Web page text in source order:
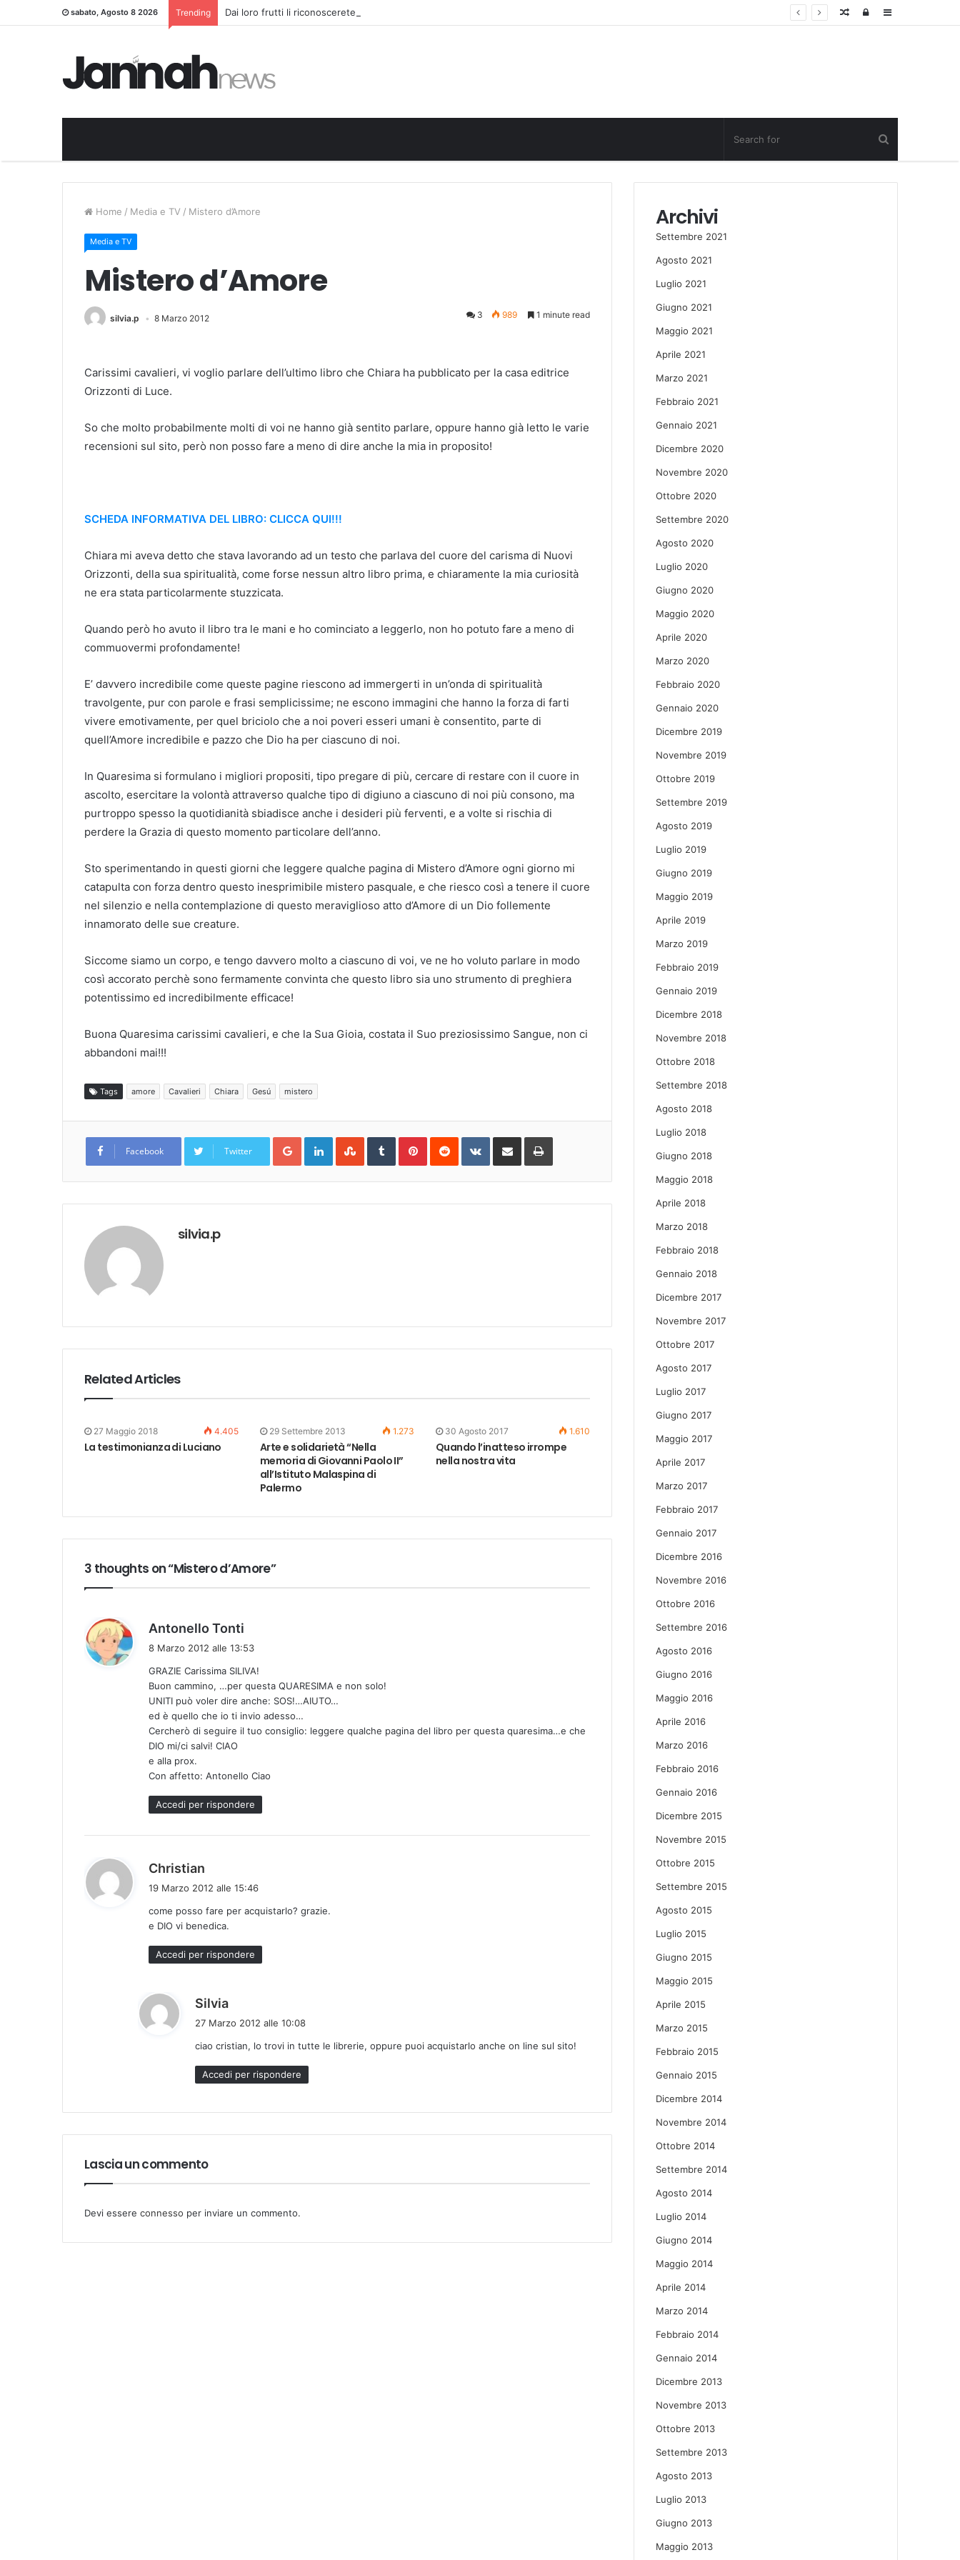
sabato, Agosto 8 2026 Trending Dai loro frutti li riconoscerete Sidebar
Log
Random
Home / Media e TV / Mistero d’Amore
Media e TV
Mistero d’Amore
silvia.p 8 Marzo 2012 3 989 1 minute read
Carissimi cavalieri, vi voglio parlare dell’ultimo libro che Chiara ha pubblicato per la casa editrice
Orizzonti di Luce.
So che molto probabilmente molti di voi ne hanno già sentito parlare, oppure hanno già letto le varie
recensioni sul sito, però non posso fare a meno di dire anche la mia in proposito!
SCHEDA INFORMATIVA DEL LIBRO: CLICCA QUI!!!
Chiara mi aveva detto che stava lavorando ad un testo che parlava del cuore del carisma di Nuovi
Orizzonti, della sua spiritualità, come forse nessun altro libro prima, e chiaramente la mia curiosità
ne era stata particolarmente stuzzicata.
Quando però ho avuto il libro tra le mani e ho cominciato a leggerlo, non ho potuto fare a meno di
commuovermi profondamente!
E’ davvero incredibile come queste pagine riescono ad immergerti in un’onda di spiritualità
travolgente, pur con parole e frasi semplicissime; ne escono immagini che hanno la forza di farti
vivere emotivamente, per quel briciolo che a noi poveri esseri umani è consentito, parte di
quell’Amore incredibile e pazzo che Dio ha per ciascuno di noi.
In Quaresima si formulano i migliori propositi, tipo pregare di più, cercare di restare con il cuore in
ascolto, esercitare la volontà attraverso qualche tipo di digiuno a ciascuno di noi più consono, ma
purtroppo spesso la quotidianità sbiadisce anche i desideri più ferventi, e a volte si rischia di
perdere la Grazia di questo momento particolare dell’anno.
Sto sperimentando in questi giorni che leggere qualche pagina di Mistero d’Amore ogni giorno mi
catapulta con forza dentro questo inesprimibile mistero pasquale, e che riesco così a tenere il cuore
nel silenzio e nella contemplazione di questo meraviglioso atto d’Amore di un Dio follemente
innamorato delle sue creature.
Siccome siamo un corpo, e tengo davvero molto a ciascuno di voi, ve ne ho voluto parlare in modo
così accorato perchè sono fermamente convinta che questo libro sia uno strumento di preghiera
potentissimo ed incredibilmente efficace!
Buona Quaresima carissimi cavalieri, e che la Sua Gioia, costata il Suo preziosissimo Sangue, non ci
abbandoni mai!!!
Tags amore Cavalieri Chiara Gesú mistero
Facebook Twitter
Google+LinkedInStumbleUpon
TumblrPinterestReddit VKontakteShare
Email
Print
silvia.p
Related Articles
27 Maggio 2018 4.405
La testimonianza di Luciano
29 Settembre 2013 1.273
Arte e solidarietà “Nella
memoria di Giovanni Paolo II”
all’Istituto Malaspina di
Palermo
30 Agosto 2017 1.610
Quando l’inatteso irrompe
nella nostra vita
3 thoughts on “Mistero d’Amore”
Antonello Tonti
e
t
t
8 Marzo 2012 alle 13:53
GRAZIE Carissima SILIVA!
Buon cammino, …per questa QUARESIMA e non solo!
UNITI può voler dire anche: SOS!…AIUTO…
ed è quello che io ti invio adesso…
Cercherò di seguire il tuo consiglio: leggere qualche pagina del libro per questa quaresima…e che
DIO mi/ci salvi! CIAO
e alla prox.
Con affetto: Antonello Ciao
Accedi per rispondere
Christian
e
t
t
o
19 Marzo 2012 alle 15:46
come posso fare per acquistarlo? grazie.
e DIO vi benedica.
Accedi per rispondere
Silvia
e
t
t
:
27 Marzo 2012 alle 10:08
ciao cristian, lo trovi in tutte le librerie, oppure puoi acquistarlo anche on line sul sito!
Accedi per rispondere
Lascia un commento
Devi essere connesso per inviare un commento.
Archivi
Settembre 2021
Agosto 2021
Luglio 2021
Giugno 2021
Maggio 2021
Aprile 2021
Marzo 2021
Febbraio 2021
Gennaio 2021
Dicembre 2020
Novembre 2020
Ottobre 2020
Settembre 2020
Agosto 2020
Luglio 2020
Giugno 2020
Maggio 2020
Aprile 2020
Marzo 2020
Febbraio 2020
Gennaio 2020
Dicembre 2019
Novembre 2019
Ottobre 2019
Settembre 2019
Agosto 2019
Luglio 2019
Giugno 2019
Maggio 2019
Aprile 2019
Marzo 2019
Febbraio 2019
Gennaio 2019
Dicembre 2018
Novembre 2018
Ottobre 2018
Settembre 2018
Agosto 2018
Luglio 2018
Giugno 2018
Maggio 2018
Aprile 2018
Marzo 2018
Febbraio 2018
Gennaio 2018
Dicembre 2017
Novembre 2017
Ottobre 2017
Agosto 2017
Luglio 2017
Giugno 2017
Maggio 2017
Aprile 2017
Marzo 2017
Febbraio 2017
Gennaio 2017
Dicembre 2016
Novembre 2016
Ottobre 2016
Settembre 2016
Agosto 2016
Giugno 2016
Maggio 2016
Aprile 2016
Marzo 2016
Febbraio 2016
Gennaio 2016
Dicembre 2015
Novembre 2015
Ottobre 2015
Settembre 2015
Agosto 2015
Luglio 2015
Giugno 2015
Maggio 2015
Aprile 2015
Marzo 2015
Febbraio 2015
Gennaio 2015
Dicembre 2014
Novembre 2014
Ottobre 2014
Settembre 2014
Agosto 2014
Luglio 2014
Giugno 2014
Maggio 2014
Aprile 2014
Marzo 2014
Febbraio 2014
Gennaio 2014
Dicembre 2013
Novembre 2013
Ottobre 2013
Settembre 2013
Agosto 2013
Luglio 2013
Giugno 2013
Maggio 2013